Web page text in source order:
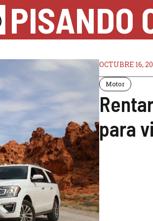
PISANDO
OCTUBRE 16,
Motor
para